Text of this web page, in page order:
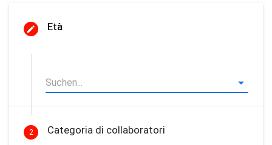
Età
2 Categoria di collaboratori